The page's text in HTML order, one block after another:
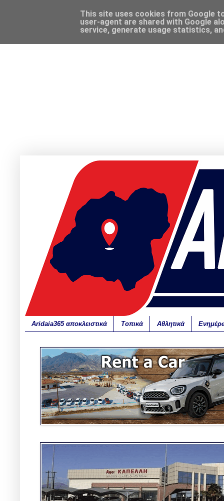
Aridaia365 αποκλειστικά Τοπικά Αθλητικά
This site uses cookies from Google
user-agent are shared with Google
service, generate usage statistics,